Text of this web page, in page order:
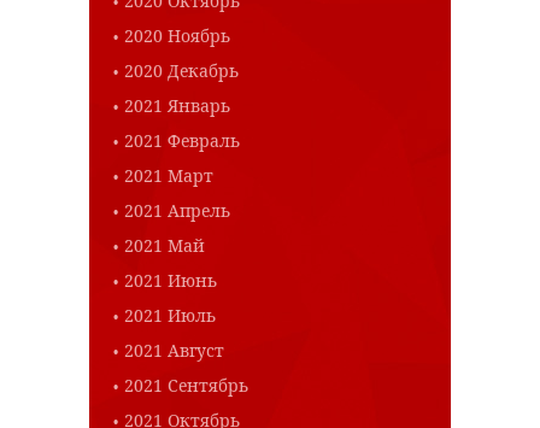
2020 Ноябрь
2020 Декабрь
2021 Январь
2021 Февраль
2021 Март
2021 Апрель
2021 Май
2021 Июнь
2021 Июль
2021 Август
2021 Сентябрь
2021 Октябрь